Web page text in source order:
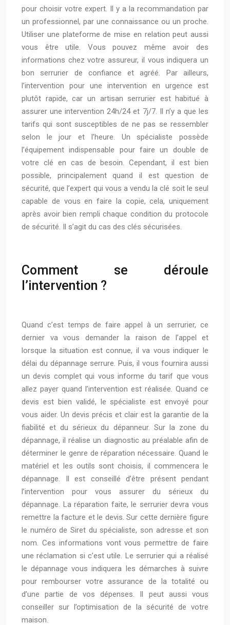
pour choisir votre expert. Il y a la recommandation par
un professionnel, par une connaissance ou un proche.
Utiliser une plateforme de mise en relation peut aussi
vous être utile. Vous pouvez même avoir des
informations chez votre assureur, il vous indiquera un
bon serrurier de confiance et agréé. Par ailleurs,
l’intervention pour une intervention en urgence est
plutôt rapide, car un artisan serrurier est habitué à
assurer une intervention 24h/24 et 7j/7. Il n’y a que les
tarifs qui sont susceptibles de ne pas se ressembler
selon le jour et l’heure. Un spécialiste possède
l’équipement indispensable pour faire un double de
votre clé en cas de besoin. Cependant, il est bien
possible, principalement quand il est question de
sécurité, que l’expert qui vous a vendu la clé soit le seul
capable de vous en faire la copie, cela, uniquement
après avoir bien rempli chaque condition du protocole
de sécurité. Il s’agit du cas des clés sécurisées.
Comment se déroule
l’intervention ?
Quand c’est temps de faire appel à un serrurier, ce
dernier va vous demander la raison de l’appel et
lorsque la situation est connue, il va vous indiquer le
délai du dépannage serrure. Puis, il vous fournira aussi
un devis complet qui vous informe du tarif que vous
allez payer quand l’intervention est réalisée. Quand ce
devis est bien validé, le spécialiste est envoyé pour
vous aider. Un devis précis et clair est la garantie de la
fiabilité et du sérieux du dépanneur. Sur la zone du
dépannage, il réalise un diagnostic au préalable afin de
déterminer le genre de réparation nécessaire. Quand le
matériel et les outils sont choisis, il commencera le
dépannage. Il est conseillé d’être présent pendant
l’intervention pour vous assurer du sérieux du
dépannage. La réparation faite, le serrurier devra vous
remettre la facture et le devis. Sur cette dernière figure
le numéro de Siret du spécialiste, son adresse et son
nom. Ces informations vont vous permettre de faire
une réclamation si c’est utile. Le serrurier qui a réalisé
le dépannage vous indiquera les démarches à suivre
pour rembourser votre assurance de la totalité ou
d’une partie de vos dépenses. Il peut aussi vous
conseiller sur l’optimisation de la sécurité de votre
maison.